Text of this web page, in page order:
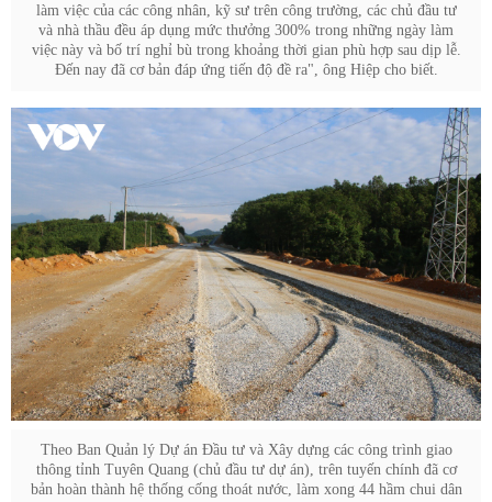
làm việc của các công nhân, kỹ sư trên công trường, các chủ đầu tư
và nhà thầu đều áp dụng mức thưởng 300% trong những ngày làm
việc này và bố trí nghỉ bù trong khoảng thời gian phù hợp sau dịp lễ.
Đến nay đã cơ bản đáp ứng tiến độ đề ra", ông Hiệp cho biết.
Theo Ban Quản lý Dự án Đầu tư và Xây dựng các công trình giao
thông tỉnh Tuyên Quang (chủ đầu tư dự án), trên tuyến chính đã cơ
bản hoàn thành hệ thống cống thoát nước, làm xong 44 hầm chui dân